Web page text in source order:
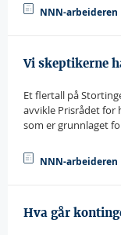
NNN-arbeideren
Vi skeptikerne
Et flertall på
avvikle Prisrådet for
som er grunnlaget
NNN-arbeideren
Hva går